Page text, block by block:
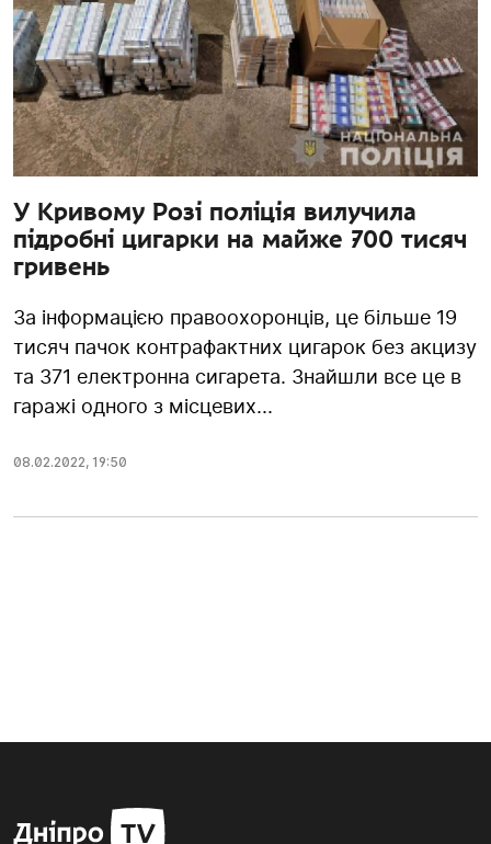
У Кривому Розі поліція вилучила
підробні цигарки на майже 700 тисяч
гривень
За інформацією правоохоронців, це більше 19
тисяч пачок контрафактних цигарок без акцизу
та 371 електронна сигарета. Знайшли все це в
гаражі одного з місцевих...
08.02.2022, 19:50